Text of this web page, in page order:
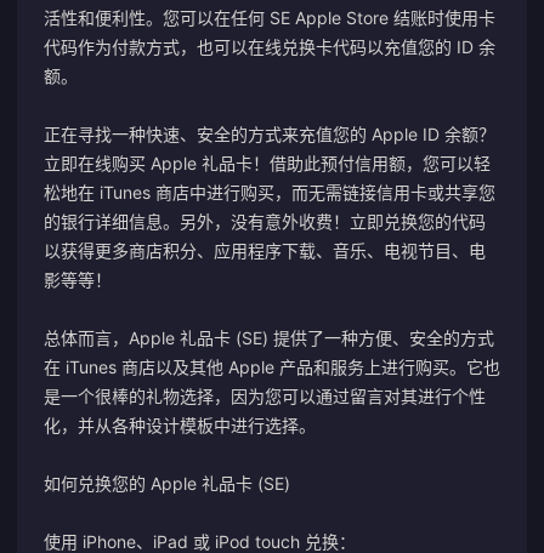
活性和便利性。您可以在任何 SE Apple Store 结账时使用卡
代码作为付款方式，也可以在线兑换卡代码以充值您的 ID 余
额。
正在寻找一种快速、安全的方式来充值您的 Apple ID 余额？
立即在线购买 Apple 礼品卡！借助此预付信用额，您可以轻
松地在 iTunes 商店中进行购买，而无需链接信用卡或共享您
的银行详细信息。另外，没有意外收费！立即兑换您的代码
以获得更多商店积分、应用程序下载、音乐、电视节目、电
影等等！
总体而言，Apple 礼品卡 (SE) 提供了一种方便、安全的方式
在 iTunes 商店以及其他 Apple 产品和服务上进行购买。它也
是一个很棒的礼物选择，因为您可以通过留言对其进行个性
化，并从各种设计模板中进行选择。
如何兑换您的 Apple 礼品卡 (SE)
使用 iPhone、iPad 或 iPod touch 兑换：